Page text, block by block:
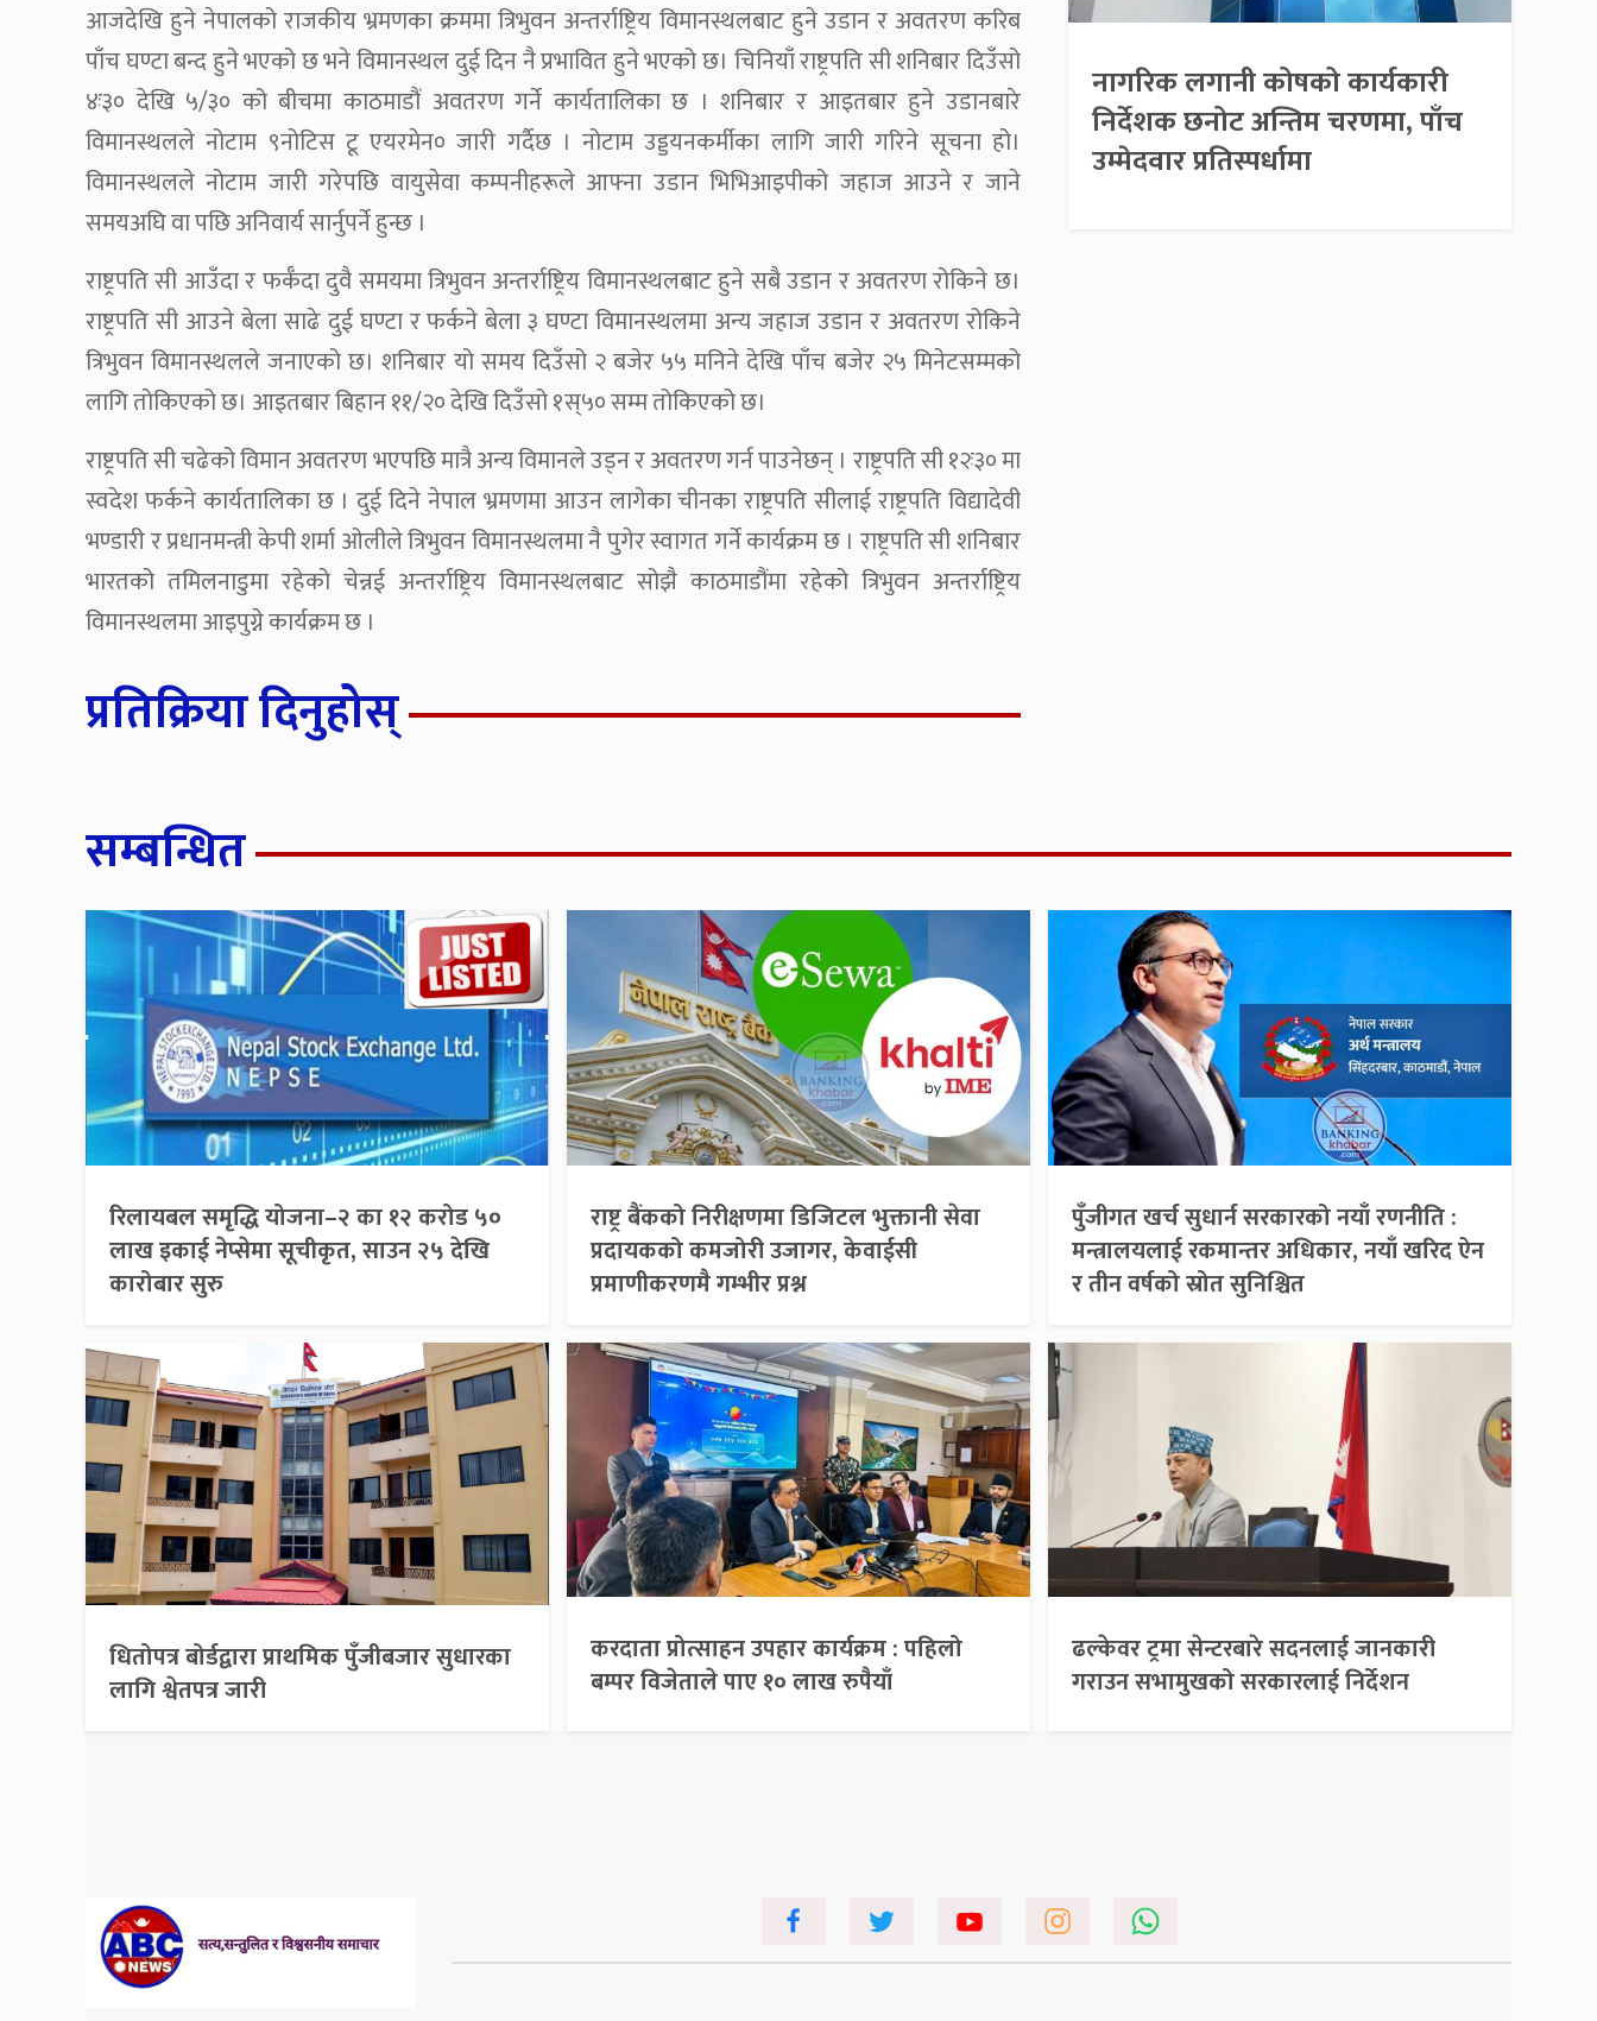
आजदेखि हुने नेपालको राजकीय भ्रमणका क्रममा त्रिभुवन अन्तर्राष्ट्रिय विमानस्थलबाट हुने उडान र अवतरण करिब
पाँच घण्टा बन्द हुने भएको छ भने विमानस्थल दुई दिन नै प्रभावित हुने भएको छ। चिनियाँ राष्ट्रपति सी शनिबार दिउँसो
४ः३० देखि ५/३० को बीचमा काठमाडौं अवतरण गर्ने कार्यतालिका छ । शनिबार र आइतबार हुने उडानबारे
विमानस्थलले नोटाम ९नोटिस टू एयरमेन० जारी गर्दैछ । नोटाम उड्डयनकर्मीका लागि जारी गरिने सूचना हो।
विमानस्थलले नोटाम जारी गरेपछि वायुसेवा कम्पनीहरूले आफ्ना उडान भिभिआइपीको जहाज आउने र जाने
समयअघि वा पछि अनिवार्य सार्नुपर्ने हुन्छ ।
राष्ट्रपति सी आउँदा र फर्कँदा दुवै समयमा त्रिभुवन अन्तर्राष्ट्रिय विमानस्थलबाट हुने सबै उडान र अवतरण रोकिने छ।
राष्ट्रपति सी आउने बेला साढे दुई घण्टा र फर्कने बेला ३ घण्टा विमानस्थलमा अन्य जहाज उडान र अवतरण रोकिने
त्रिभुवन विमानस्थलले जनाएको छ। शनिबार यो समय दिउँसो २ बजेर ५५ मनिने देखि पाँच बजेर २५ मिनेटसम्मको
लागि तोकिएको छ। आइतबार बिहान ११/२० देखि दिउँसो १स्५० सम्म तोकिएको छ।
राष्ट्रपति सी चढेको विमान अवतरण भएपछि मात्रै अन्य विमानले उड्न र अवतरण गर्न पाउनेछन् । राष्ट्रपति सी १२ः३० मा
स्वदेश फर्कने कार्यतालिका छ । दुई दिने नेपाल भ्रमणमा आउन लागेका चीनका राष्ट्रपति सीलाई राष्ट्रपति विद्यादेवी
भण्डारी र प्रधानमन्त्री केपी शर्मा ओलीले त्रिभुवन विमानस्थलमा नै पुगेर स्वागत गर्ने कार्यक्रम छ । राष्ट्रपति सी शनिबार
भारतको तमिलनाडुमा रहेको चेन्नई अन्तर्राष्ट्रिय विमानस्थलबाट सोझै काठमाडौंमा रहेको त्रिभुवन अन्तर्राष्ट्रिय
विमानस्थलमा आइपुग्ने कार्यक्रम छ ।
प्रतिक्रिया दिनुहोस्
नागरिक लगानी कोषको कार्यकारी
निर्देशक छनोट अन्तिम चरणमा, पाँच
उम्मेदवार प्रतिस्पर्धामा
सम्बन्धित
रिलायबल समृद्धि योजना–२ का १२ करोड ५०
लाख इकाई नेप्सेमा सूचीकृत, साउन २५ देखि
कारोबार सुरु
राष्ट्र बैंकको निरीक्षणमा डिजिटल भुक्तानी सेवा
प्रदायकको कमजोरी उजागर, केवाईसी
प्रमाणीकरणमै गम्भीर प्रश्न
पुँजीगत खर्च सुधार्न सरकारको नयाँ रणनीति :
मन्त्रालयलाई रकमान्तर अधिकार, नयाँ खरिद ऐन
र तीन वर्षको स्रोत सुनिश्चित
धितोपत्र बोर्डद्वारा प्राथमिक पुँजीबजार सुधारका
लागि श्वेतपत्र जारी
करदाता प्रोत्साहन उपहार कार्यक्रम : पहिलो
बम्पर विजेताले पाए १० लाख रुपैयाँ
ढल्केवर ट्रमा सेन्टरबारे सदनलाई जानकारी
गराउन सभामुखको सरकारलाई निर्देशन